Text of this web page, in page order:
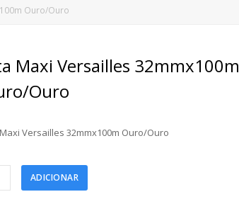
Ouro/Ouro
Maxi Versailles 32mmx100m
Ouro
Versailles 32mmx100m Ouro/Ouro
ADICIONAR